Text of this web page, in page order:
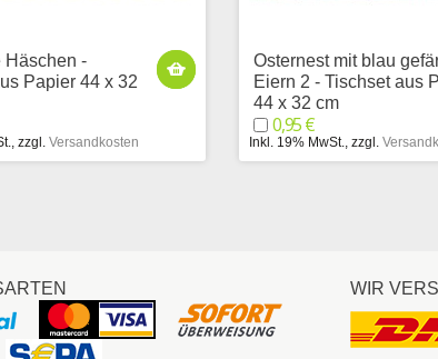
Häschen -
Papier 44 x 32
, zzgl. Versandkosten
Osternest mit blau
Eiern 2 - Tischset aus
44 x 32 cm
0,95 €
Inkl. 19% MwSt., zzgl.
WIR